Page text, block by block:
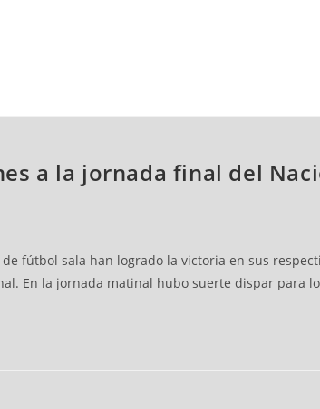
a la jornada final del
fútbol sala han logrado la victoria en sus
En la jornada matinal hubo suerte dispar para